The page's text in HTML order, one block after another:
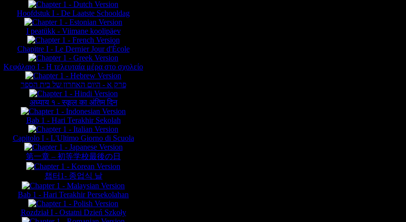
Hoofdstuk I - De Laatste Schooldag
I peatükk - Viimane koolipäev
Chapitre I - Le Dernier Jour d'École
Κεφάλαιο Ι - Η τελευταία μέρα στο σχολείο
פרק א - היום האחרון של בית הספר
अध्याय १ - स्कूल का अंतिम दिन
Bab 1 - Hari Terakhir Sekolah
Capitolo I - L'Ultimo Giorno di Scuola
第一章 – 初等学校最後の日
챕터1- 종업식 날
Bab 1 - Hari Terakhir Persekolahan
Rozdział I - Ostatni Dzień Szkoły